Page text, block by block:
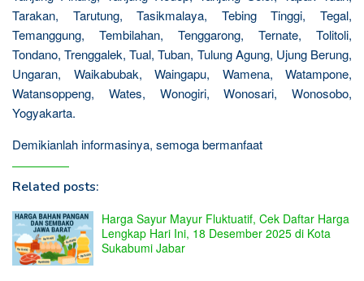
Tarakan, Tarutung, Tasikmalaya, Tebing Tinggi, Tegal,
Temanggung, Tembilahan, Tenggarong, Ternate, Tolitoli,
Tondano, Trenggalek, Tual, Tuban, Tulung Agung, Ujung Berung,
Ungaran, Waikabubak, Waingapu, Wamena, Watampone,
Watansoppeng, Wates, Wonogiri, Wonosari, Wonosobo,
Yogyakarta.
Demikianlah informasinya, semoga bermanfaat
Related posts:
Harga Sayur Mayur Fluktuatif, Cek Daftar Harga
Lengkap Hari Ini, 18 Desember 2025 di Kota
Sukabumi Jabar